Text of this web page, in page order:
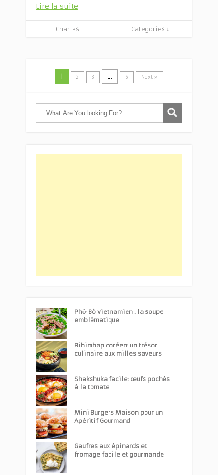
Lire la suite
Charles Categories ↓
1 2 3 … 6 Next »
Phở Bò vietnamien : la soupe
emblématique
Bibimbap coréen: un trésor
culinaire aux milles saveurs
Shakshuka facile: œufs pochés
à la tomate
Mini Burgers Maison pour un
Apéritif Gourmand
Gaufres aux épinards et
fromage facile et gourmande